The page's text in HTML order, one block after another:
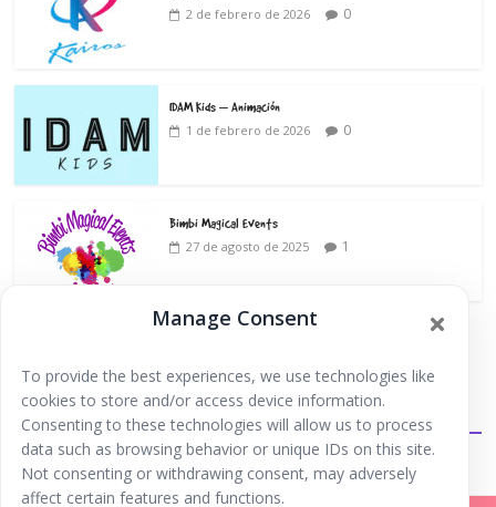
Manage Consent
To provide the best experiences, we use technologies like
cookies to store and/or access device information.
Consenting to these technologies will allow us to process
data such as browsing behavior or unique IDs on this site.
Not consenting or withdrawing consent, may adversely
affect certain features and functions.
2 de febrero de 2026 0
IDAM Kids – Animación
1 de febrero de 2026 0
Bimbi Magical Events
27 de agosto de 2025 1
Extraescolares